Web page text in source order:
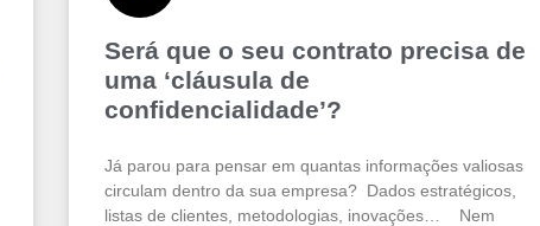
Será que o seu contrato precisa de
uma ‘cláusula de
confidencialidade’?
Já parou para pensar em quantas informações valiosas
circulam dentro da sua empresa? Dados estratégicos,
listas de clientes, metodologias, inovações… Nem